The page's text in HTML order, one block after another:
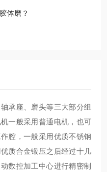
体磨？
承座、磨头等三大部分组
一般采用普通电机，也可
腔，一般采用优质不锈钢
质合金锻压之后经过十几
数控加工中心进行精密制